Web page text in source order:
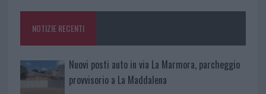
o
k
p
NOTIZIE RECENTI
Nuovi posti auto in via La Marmora, parcheggio
provvisorio a La Maddalena